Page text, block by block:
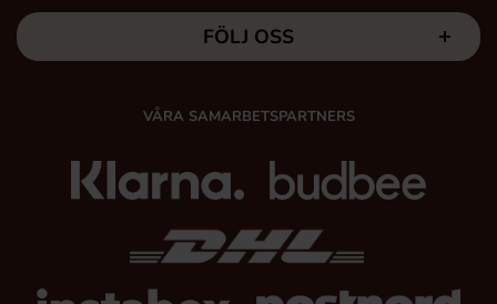
FÖLJ OSS
VÅRA SAMARBETSPARTNERS